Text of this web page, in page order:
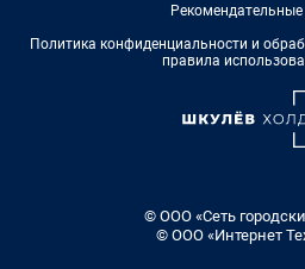
Политика конфиденциальности и
правила
© ООО «Сеть
© ООО «Интернет